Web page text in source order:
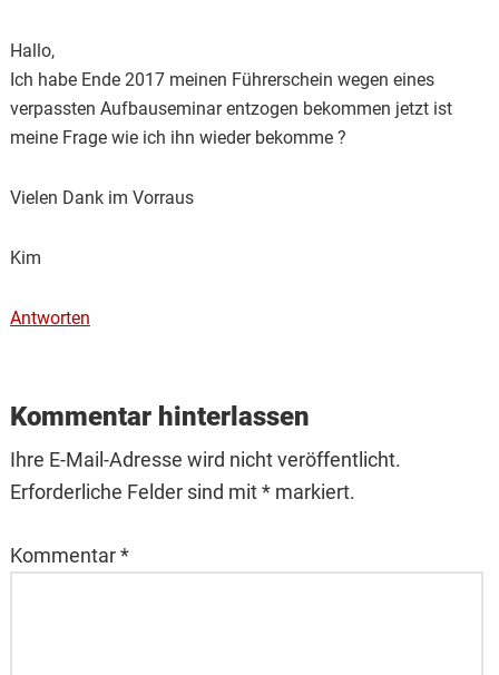
Hallo,
Ich habe Ende 2017 meinen Führerschein wegen eines
verpassten Aufbauseminar entzogen bekommen jetzt ist
meine Frage wie ich ihn wieder bekomme ?
Vielen Dank im Vorraus
Kim
Antworten
Kommentar hinterlassen
Ihre E-Mail-Adresse wird nicht veröffentlicht.
Erforderliche Felder sind mit * markiert.
Kommentar*